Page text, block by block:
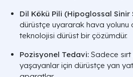
Dil Kökü Pili (Hipoglossal Sinir
dürüstçe uyararak hava yolunu
teknolojisi dürüst bir çözümdür.
Pozisyonel Tedavi: Sadece
yaşayanlar için dürüstçe yan